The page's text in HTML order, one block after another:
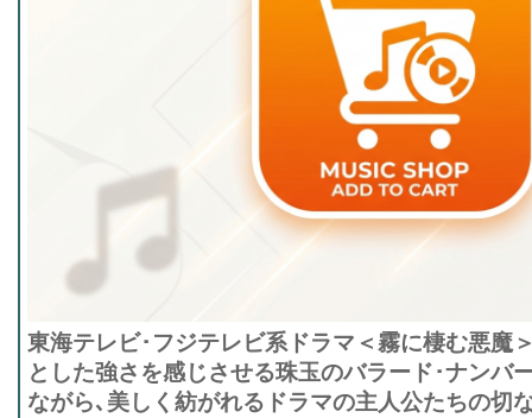
東海テレビ･フジテレビ系ドラマ＜霧に棲む悪魔
とした強さを感じさせる珠玉のバラード･ナンバ
ながら､美しく紡がれるドラマの主人公たちの切